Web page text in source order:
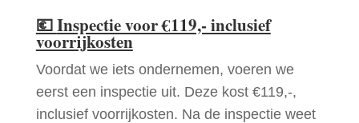
💶Inspectie voor €119,- inclusief
voorrijkosten
Voordat we iets ondernemen, voeren we
eerst een inspectie uit. Deze kost €119,-,
inclusief voorrijkosten. Na de inspectie weet